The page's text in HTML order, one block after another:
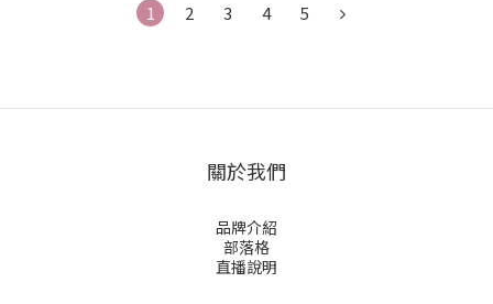
1 2 3 4 5
關於我們
品牌介紹
部落格
直播說明